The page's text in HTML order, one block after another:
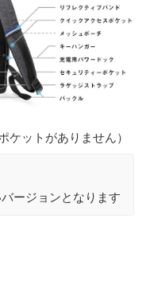
ットがありません）
ージョンとなります